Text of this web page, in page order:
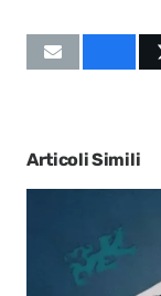
Articoli Simili